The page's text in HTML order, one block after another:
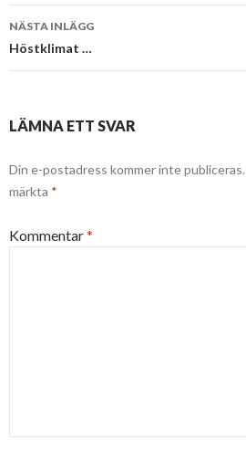
NÄSTA INLÄGG
Höstklimat …
LÄMNA ETT SVAR
Din e-postadress kommer inte publiceras.
märkta *
Kommentar*